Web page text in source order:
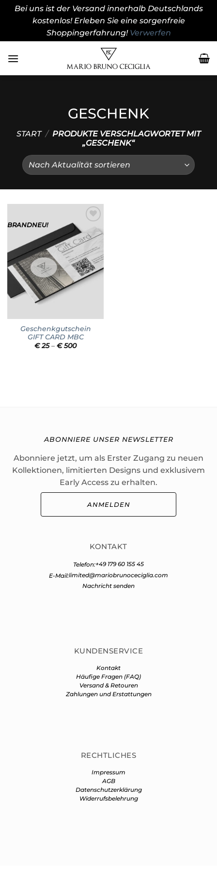
Bei uns ist der Versand innerhalb Deutschlands
kostenlos! Erleben Sie eine sorgenfreie
Shoppingerfahrung! Verwerfen
Inhalt
GESCHENK
START / PRODUKTE VERSCHLAGWORTET MIT
„GESCHENK“
BRANDNEU!
Add to
wishlist
Geschenkgutschein
GIFT CARD MBC
€25 – €500Preisspanne:
ABONNIERE UNSER NEWSLETTER
Abonniere jetzt, um als Erster Zugang zu neuen
Kollektionen, limitierten Designs und exklusivem
Early Access zu erhalten.
ANMELDEN
KONTAKT
Telefon:+49 179 60 155 45
E-Mail:limited@mariobrunoceciglia.com
Nachricht senden
KUNDENSERVICE
Kontakt
Häufige Fragen (FAQ)
Versand & Retouren
Zahlungen und Erstattungen
RECHTLICHES
Impressum
AGB
Datenschutzerklärung
Widerrufsbelehrung